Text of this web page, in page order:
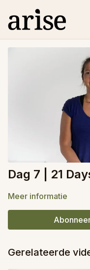
Dag 7 | 21
Meer informatie
Gerelateerde